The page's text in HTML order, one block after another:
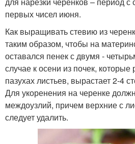
первых чисел июня.
Как выращивать стевию из
таким образом, чтобы на
оставался пенек с двумя -
случае к осени из почек, которые
пазухах листьев, вырастает 2-4
Для укоренения на черенке
междоузлий, причем верхние с
следует удалить.